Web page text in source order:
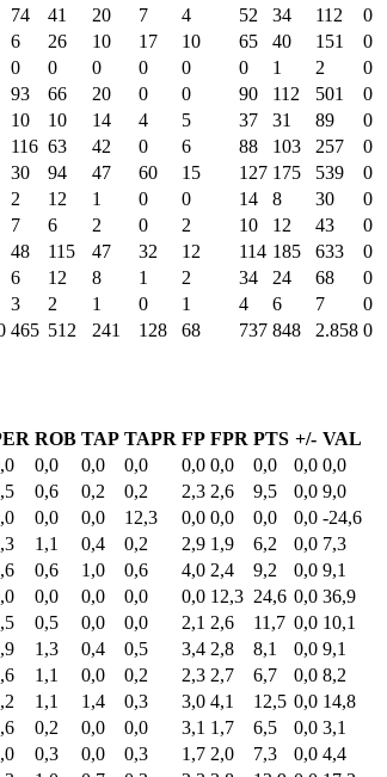
74 41 20 7 4 52 34 112 0
6 26 10 17 10 65 40 151 0
0 0 0 0 0 0 1 2 0
93 66 20 0 0 90 112 501 0
10 10 14 4 5 37 31 89 0
116 63 42 0 6 88 103 257 0
30 94 47 60 15 127 175 539 0
2 12 1 0 0 14 8 30 0
7 6 2 0 2 10 12 43 0
48 115 47 32 12 114 185 633 0
6 12 8 1 2 34 24 68 0
3 2 1 0 1 4 6 7 0
465 512 241 128 68 737 848 2.858 0
ROB TAP TAPR FP FPR PTS +/- VAL
0,0 0,0 0,0 0,0 0,0 0,0 0,0 0,0
0,6 0,2 0,2 2,3 2,6 9,5 0,0 9,0
0,0 0,0 12,3 0,0 0,0 0,0 0,0 -24,6
1,1 0,4 0,2 2,9 1,9 6,2 0,0 7,3
0,6 1,0 0,6 4,0 2,4 9,2 0,0 9,1
0,0 0,0 0,0 0,0 12,3 24,6 0,0 36,9
0,5 0,0 0,0 2,1 2,6 11,7 0,0 10,1
1,3 0,4 0,5 3,4 2,8 8,1 0,0 9,1
1,1 0,0 0,2 2,3 2,7 6,7 0,0 8,2
1,1 1,4 0,3 3,0 4,1 12,5 0,0 14,8
0,2 0,0 0,0 3,1 1,7 6,5 0,0 3,1
0,3 0,0 0,3 1,7 2,0 7,3 0,0 4,4